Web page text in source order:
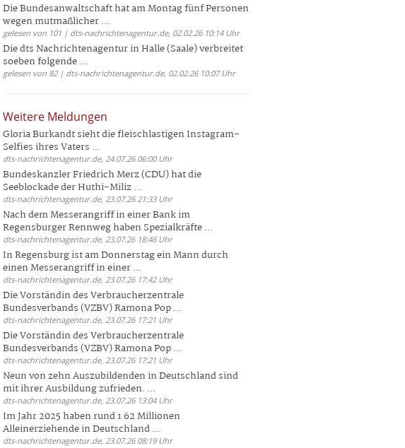
Die Bundesanwaltschaft hat am Montag fünf Personen
wegen mutmaßlicher ...
gelesen von 101 | dts-nachrichtenagentur.de, 02.02.26 10:14 Uhr
Die dts Nachrichtenagentur in Halle (Saale) verbreitet
soeben folgende ...
gelesen von 82 | dts-nachrichtenagentur.de, 02.02.26 10:07 Uhr
Weitere Meldungen
Gloria Burkandt sieht die fleischlastigen Instagram-
Selfies ihres Vaters ...
dts-nachrichtenagentur.de, 24.07.26 06:00 Uhr
Bundeskanzler Friedrich Merz (CDU) hat die
Seeblockade der Huthi-Miliz ...
dts-nachrichtenagentur.de, 23.07.26 21:33 Uhr
Nach dem Messerangriff in einer Bank im
Regensburger Rennweg haben Spezialkräfte ...
dts-nachrichtenagentur.de, 23.07.26 18:46 Uhr
In Regensburg ist am Donnerstag ein Mann durch
einen Messerangriff in einer ...
dts-nachrichtenagentur.de, 23.07.26 17:42 Uhr
Die Vorständin des Verbraucherzentrale
Bundesverbands (VZBV) Ramona Pop ...
dts-nachrichtenagentur.de, 23.07.26 17:21 Uhr
Die Vorständin des Verbraucherzentrale
Bundesverbands (VZBV) Ramona Pop ...
dts-nachrichtenagentur.de, 23.07.26 17:21 Uhr
Neun von zehn Auszubildenden in Deutschland sind
mit ihrer Ausbildung zufrieden. ...
dts-nachrichtenagentur.de, 23.07.26 13:04 Uhr
Im Jahr 2025 haben rund 1 62 Millionen
Alleinerziehende in Deutschland ...
dts-nachrichtenagentur.de, 23.07.26 08:19 Uhr